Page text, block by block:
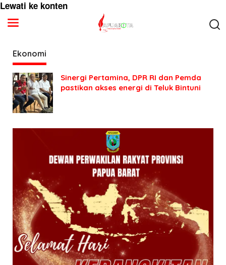
Lewati ke konten
Ekonomi
Sinergi Pertamina, DPR RI dan Pemda
pastikan akses energi di Teluk Bintuni